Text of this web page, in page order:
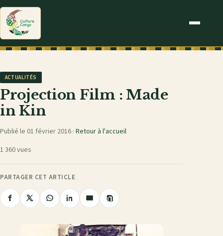
ACTUALITÉS
Projection Film : Made
in Kin
Publié le 01 février 2016 · Retour à l'accueil
1 360 vues
PARTAGER CET ARTICLE
PartagerPartagerPartager
WhatsApp
Partager
LinkedIn
Partager
e-
Copier
le